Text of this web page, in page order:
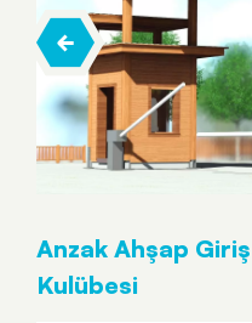
Anzak Ahşap
Kulübesi